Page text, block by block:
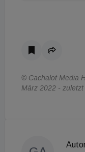
© Cachalot Media
März 2022 -